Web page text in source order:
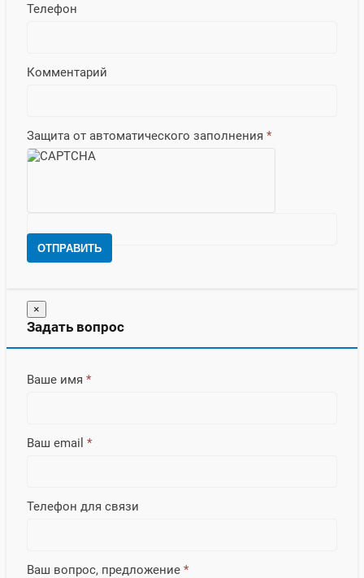
Телефон
Комментарий
Защита от автоматического заполнения *
ОТПРАВИТЬ
×
Задать вопрос
Ваше имя *
Ваш email *
Телефон для связи
Ваш вопрос, предложение *